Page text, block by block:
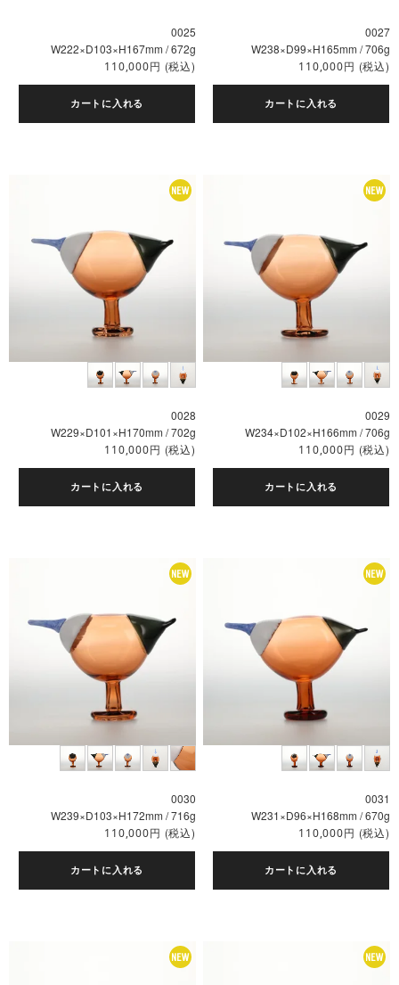
0025
W222×D103×H167mm / 672g
110,000円 (税込)
カートに入れる
0027
W238×D99×H165mm / 706g
110,000円 (税込)
カートに入れる
0028
W229×D101×H170mm / 702g
110,000円 (税込)
カートに入れる
0029
W234×D102×H166mm / 706g
110,000円 (税込)
カートに入れる
0030
W239×D103×H172mm / 716g
110,000円 (税込)
カートに入れる
0031
W231×D96×H168mm / 670g
110,000円 (税込)
カートに入れる